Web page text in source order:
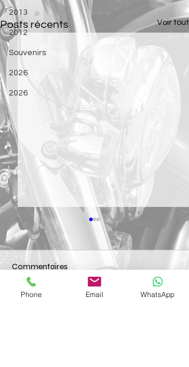
2013
2012
Souvenirs
2026
2026
Posts récents Voir tout
15 décembre 2019
Commentaires
Phone Email WhatsApp